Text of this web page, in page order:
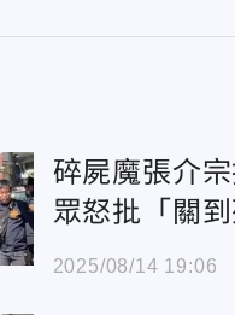
碎屍魔張介
眾怒批「關
曝他日常面貌
2025/08/14 19:06